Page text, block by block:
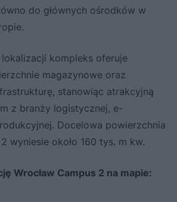
do głównych ośrodków w
kompleks oferuje
magazynowe oraz
stanowiąc atrakcyjną
z branży logistycznej, e-
Docelowa powierzchnia
wyniesie około 160 tys. m kw.
Wrocław Campus 2 na mapie: